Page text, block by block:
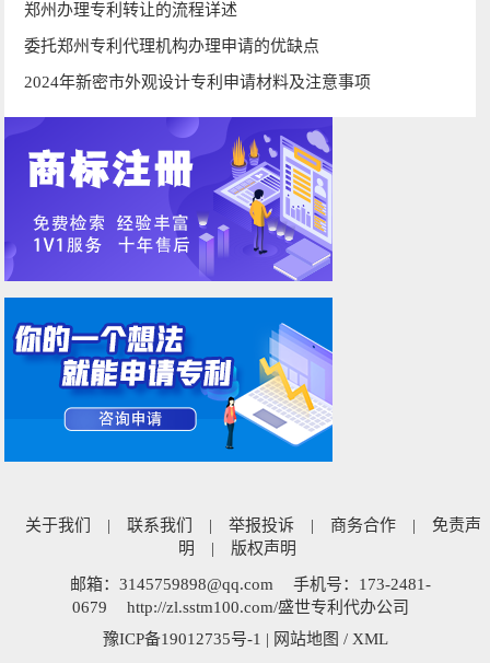
郑州办理专利转让的流程详述
委托郑州专利代理机构办理申请的优缺点
2024年新密市外观设计专利申请材料及注意事项
关于我们 | 联系我们 | 举报投诉 | 商务合作 |
免责声
明
| 版权声明
邮箱：3145759898@qq.com
手机号：173-2481-
0679
http://zl.sstm100.com/盛世专利代办公司
豫ICP备19012735号-1 | 网站地图 / XML